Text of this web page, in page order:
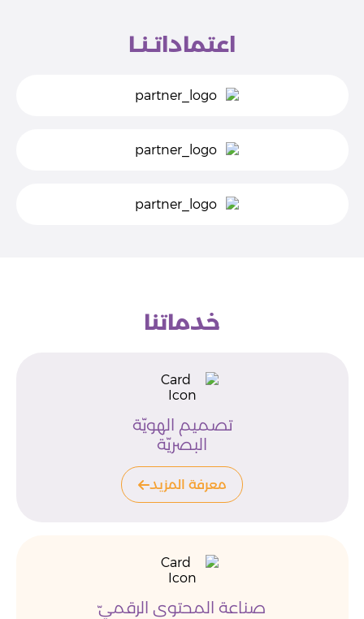
اعتماداتـنـا
خدماتنا
تصميم الهويّة
البصريّة
معرفة المزيد
صناعة المحتوى الرقميّ